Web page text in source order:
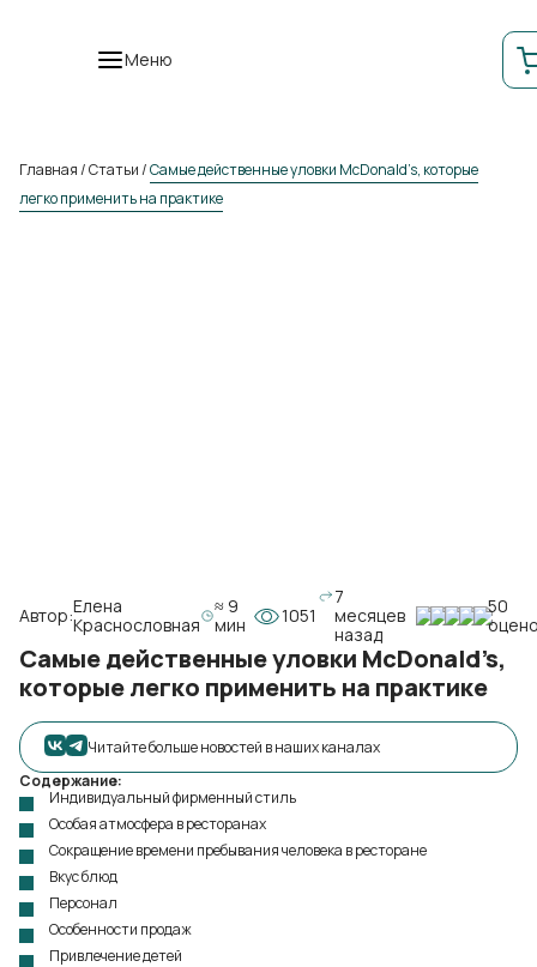
Меню
Главная/Статьи/Самые действенные уловки McDonald’s, которые
легко применить на практике
Автор:Елена
Краснословная
≈ 9
мин
1051
7
месяцев
назад
50
Самые действенные уловки McDonald’s,
которые легко применить на практике
Читайте больше новостей в наших каналах
Содержание:
Индивидуальный фирменный стиль
Особая атмосфера в ресторанах
Сокращение времени пребывания человека в ресторане
Вкус блюд
Персонал
Особенности продаж
Привлечение детей